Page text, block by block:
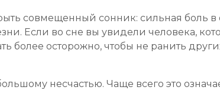
совмещенный сонник: сильная боль
Если во сне вы увидели человека,
более осторожно, чтобы не ранить
несчастью. Чаще всего это